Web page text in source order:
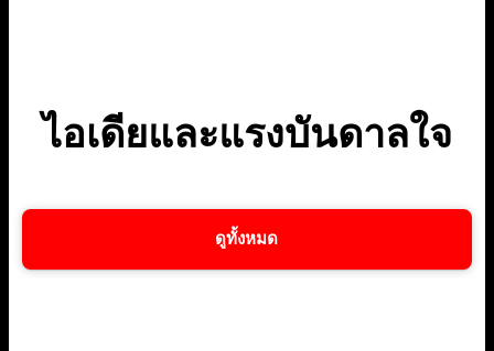
ไอเดียและแรงบันดาลใจ
ดูทั้งหมด